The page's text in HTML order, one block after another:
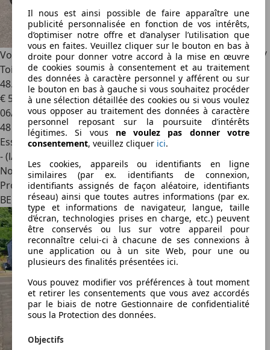
Il nous est ainsi possible de faire apparaître une
publicité personnalisée en fonction de vos intérêts,
d’optimiser notre offre et d’analyser l’utilisation que
vous en faites. Veuillez cliquer sur le bouton en bas à
droite pour donner votre accord à la mise en œuvre
de cookies soumis à consentement et au traitement
des données à caractère personnel y afférent ou sur
le bouton en bas à gauche si vous souhaitez procéder
à une sélection détaillée des cookies ou si vous voulez
vous opposer au traitement des données à caractère
personnel reposant sur la poursuite d’intérêts
légitimes. Si vous ne voulez pas donner votre
consentement, veuillez cliquer ici.
Les cookies, appareils ou identifiants en ligne
similaires (par ex. identifiants de connexion,
identifiants assignés de façon aléatoire, identifiants
réseau) ainsi que toutes autres informations (par ex.
type et informations de navigateur, langue, taille
d’écran, technologies prises en charge, etc.) peuvent
être conservés ou lus sur votre appareil pour
reconnaître celui-ci à chacune de ses connexions à
une application ou à un site Web, pour une ou
plusieurs des finalités présentées ici.
Vous pouvez modifier vos préférences à tout moment
et retirer les consentements que vous avez accordés
par le biais de notre Gestionnaire de confidentialité
sous la Protection des données.
Objectifs
Volkswagen Golf 1.6i FSI 16V 116CV / Sportline / Clim Auto /
Toit Ouvrant / Sieges Sport / 1er Propriétaire / UNIQUE
48.575KM CARPASS /
€ 5 900
06/2005
48 000 km
Essence
- (l/100 km)
Nouveau
Professionnel
BE 6238